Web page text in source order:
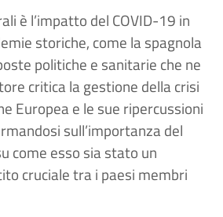
è l’impatto del COVID-19 in
storiche, come la spagnola
politiche e sanitarie che ne
critica la gestione della crisi
Europea e le sue ripercussioni
sull’importanza del
come esso sia stato un
cruciale tra i paesi membri